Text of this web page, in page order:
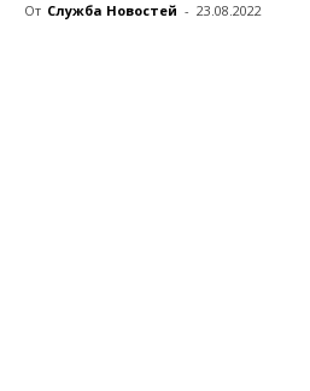
От Служба Новостей - 23.08.2022